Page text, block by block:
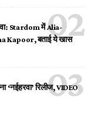
Stardom में Alia-
Kapoor, बताई ये खास
‘नईहरवा’ रिलीज, VIDEO